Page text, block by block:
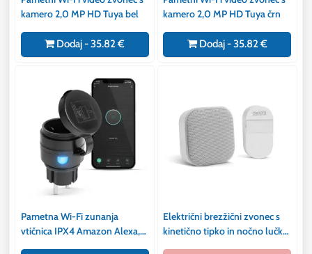
kamero 2,0 MP HD Tuya bel
Dodaj - 35.82 €
kamero 2,0 MP HD Tuya črn
Dodaj - 35.82 €
Pametna Wi-Fi zunanja
vtičnica IPX4 Amazon Alexa,
Električni brezžični zvonec s
kinetično tipko in nočno lučko